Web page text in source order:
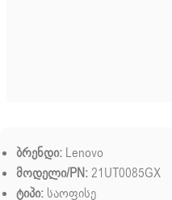
ბრენდი: Lenovo
მოდელი/PN:21UT0085GX
ტიპი: საოფისე